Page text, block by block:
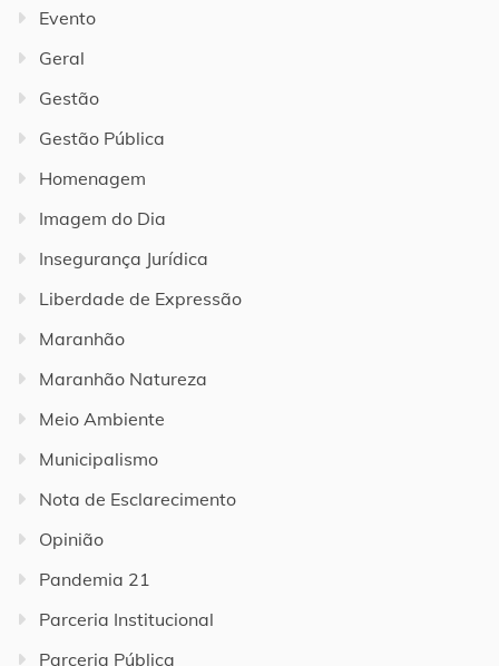
Evento
Geral
Gestão
Gestão Pública
Homenagem
Imagem do Dia
Insegurança Jurídica
Liberdade de Expressão
Maranhão
Maranhão Natureza
Meio Ambiente
Municipalismo
Nota de Esclarecimento
Opinião
Pandemia 21
Parceria Institucional
Parceria Pública